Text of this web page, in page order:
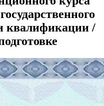
квалификации /